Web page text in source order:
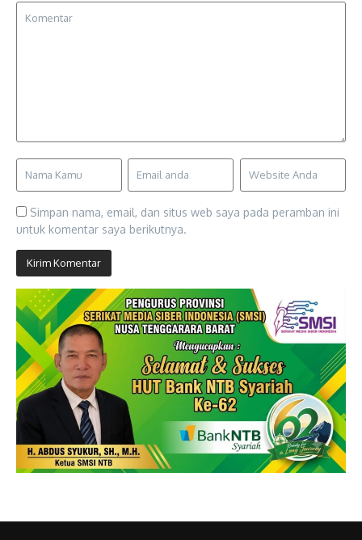
Simpan nama, email, dan situs web saya pada peramban ini
untuk komentar saya berikutnya.